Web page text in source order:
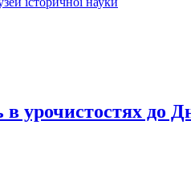
урочистостях до